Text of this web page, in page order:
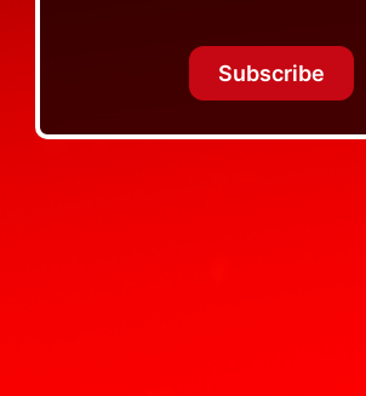
TV non visibili da nessuna
Subscribe